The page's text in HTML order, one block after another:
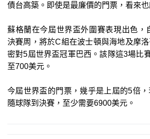
債台高築。即使是最廉價的門票，看來也
蘇格蘭在今屆世界盃外圍賽表現出色，
決賽周，將於C組在波士頓與海地及摩
密對5屆世界盃冠軍巴西。該隊這3場比
至700美元。
今屆世界盃的門票，幾乎是上屆的5倍
隨球隊到決賽，至少需要6900美元。